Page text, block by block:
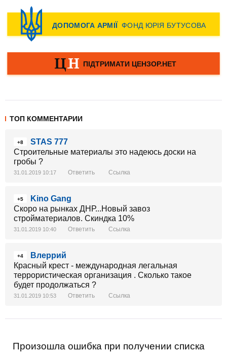
ТОП КОММЕНТАРИИ
+8
STAS 777
Строительные материалы это надеюсь доски на
гробы ?
31.01.2019 10:17 Ответить Ссылка
+5
Kino Gang
Скоро на рынках ДНР...Новый завоз
стройматериалов. Скиндка 10%
31.01.2019 10:40 Ответить Ссылка
+4
Влеррий
Красный крест - международная легальная
террористическая организация . Сколько такое
будет продолжаться ?
31.01.2019 10:53 Ответить Ссылка
Произошла ошибка при получении списка